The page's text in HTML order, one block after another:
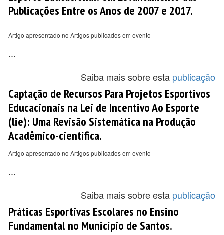
Publicações Entre os Anos de 2007 e 2017.
Artigo apresentado no Artigos publicados em evento
...
Saiba mais sobre esta publicação
Captação de Recursos Para Projetos Esportivos
Educacionais na Lei de Incentivo Ao Esporte
(lie): Uma Revisão Sistemática na Produção
Acadêmico-científica.
Artigo apresentado no Artigos publicados em evento
...
Saiba mais sobre esta publicação
Práticas Esportivas Escolares no Ensino
Fundamental no Município de Santos.